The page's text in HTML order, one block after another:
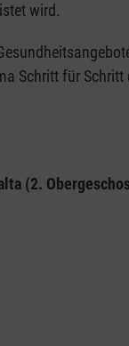
wird.
Schritt für
(2.